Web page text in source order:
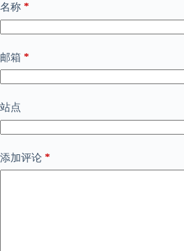
名称 *
邮箱 *
站点
添加评论 *